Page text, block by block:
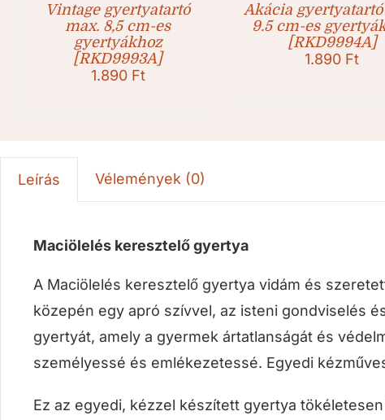
Vintage gyertyatartó
max. 8,5 cm-es
gyertyákhoz
[RKD9993A]
1.890 Ft
Akácia gyertyatartó
9.5 cm-es
[RKD9994A]
1.890 Ft
Leírás Vélemények (0)
Maciölelés keresztelő gyertya
A Maciölelés keresztelő gyertya vidám és
közepén egy apró szívvel, az isteni gondviselés
gyertyát, amely a gyermek ártatlanságát és
személyessé és emlékezetessé. Egyedi
Ez az egyedi, kézzel készített gyertya